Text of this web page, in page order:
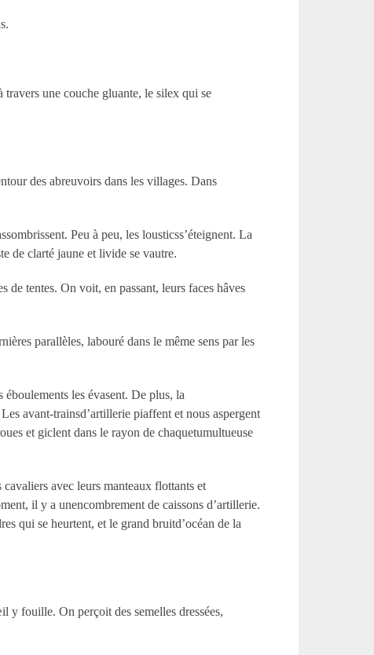
travers une couche gluante, le silex qui se
des abreuvoirs dans les villages. Dans
Peu à peu, les lousticss’éteignent. La
de clarté jaune et livide se vautre.
de tentes. On voit, en passant, leurs faces hâves
parallèles, labouré dans le même sens par les
éboulements les évasent. De plus, la
avant-trainsd’artillerie piaffent et nous aspergent
et giclent dans le rayon de chaquetumultueuse
cavaliers avec leurs manteaux flottants et
il y a unencombrement de caissons d’artillerie.
qui se heurtent, et le grand bruitd’océan de la
y fouille. On perçoit des semelles dressées,